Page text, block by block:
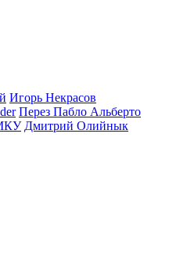
Игорь Некрасов
Перез Пабло Альберто
Дмитрий Олийнык